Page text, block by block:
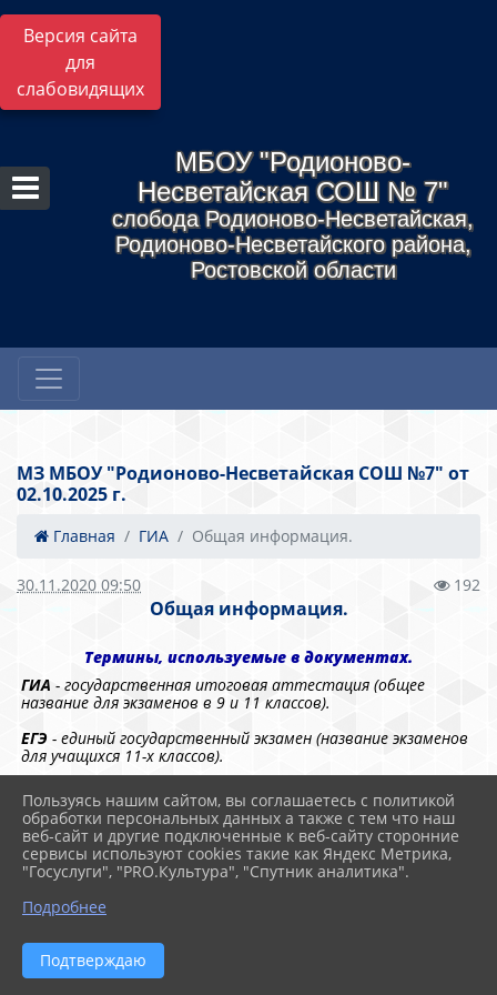
Версия сайта
для
слабовидящих
МБОУ "Родионово-
Несветайская СОШ № 7"
слобода Родионово-Несветайская,
Родионово-Несветайского района,
Ростовской области
МЗ МБОУ "Родионово-Несветайская СОШ №7" от
02.10.2025 г.
Главная ГИА Общая информация.
30.11.2020 09:50 192
Общая информация.
Термины, используемые в документах.
ГИА - государственная итоговая аттестация (общее
название для экзаменов в 9 и 11 классов).
ЕГЭ - единый государственный экзамен (название экзаменов
для учащихся 11-х классов).
ОГЭ
- основной государственный экзамен (название
экзаменов для учащихся 9-х классов).
ГВЭ- государственный выпускной экзамен (сдают
выпускники с ограничеными возможностями здоровья (ОВЗ).
ГЭК
- государственная экзаменационная комиссия.
КИМ- контрольно-измерительныв материалы.
Пользуясь нашим сайтом, вы соглашаетесь с политикой
обработки персональных данных а также с тем что наш
веб-сайт и другие подключенные к веб-сайту сторонние
сервисы используют cookies такие как Яндекс Метрика,
"Госуслуги", "PRO.Культура", "Спутник аналитика".
Подробнее
Подтверждаю